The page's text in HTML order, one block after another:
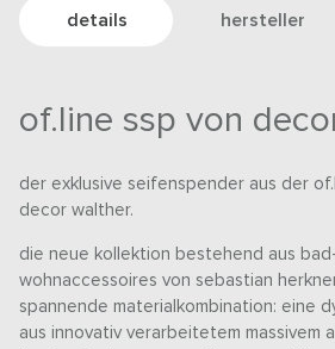
details hersteller
of.line ssp von
der exklusive seifenspender aus der
decor walther.
die neue kollektion bestehend aus
wohnaccessoires von sebastian
spannende materialkombination: eine
aus innovativ verarbeitetem massivem